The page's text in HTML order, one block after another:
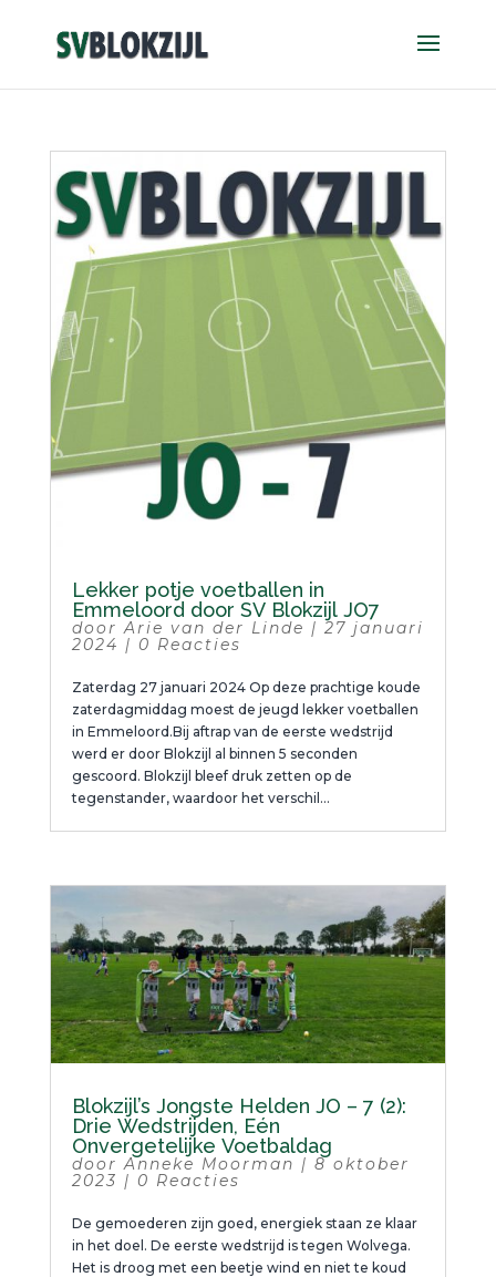
Lekker potje voetballen in
Emmeloord door SV Blokzijl JO7
doorArie van der Linde | 27 januari
2024 | 0 Reacties
Zaterdag 27 januari 2024 Op deze prachtige koude
zaterdagmiddag moest de jeugd lekker voetballen
in Emmeloord.Bij aftrap van de eerste wedstrijd
werd er door Blokzijl al binnen 5 seconden
gescoord. Blokzijl bleef druk zetten op de
tegenstander, waardoor het verschil...
Blokzijl’s Jongste Helden JO – 7 (2):
Drie Wedstrijden, Eén
Onvergetelijke Voetbaldag
doorAnneke Moorman | 8 oktober
2023 | 0 Reacties
De gemoederen zijn goed, energiek staan ze klaar
in het doel. De eerste wedstrijd is tegen Wolvega.
Het is droog met een beetje wind en niet te koud